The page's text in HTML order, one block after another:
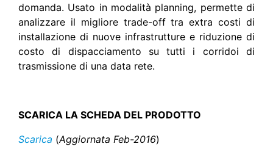
domanda. Usato in modalità planning, permette di
analizzare il migliore trade-off tra extra costi di
installazione di nuove infrastrutture e riduzione di
costo di dispacciamento su tutti i corridoi di
trasmissione di una data rete.
SCARICA LA SCHEDA DEL PRODOTTO
Scarica (Aggiornata Feb-2016)